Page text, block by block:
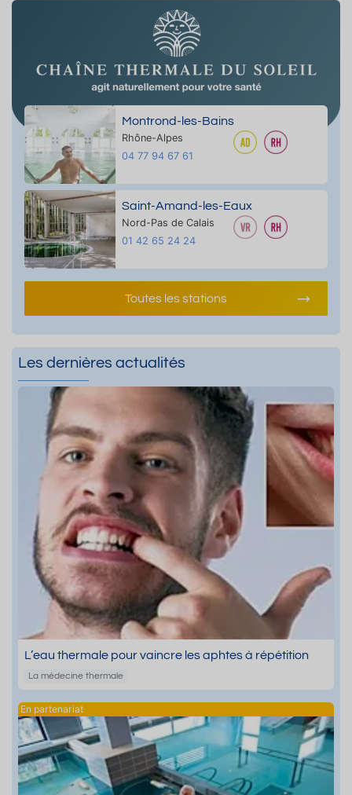
Montrond-les-Bains
Rhône-Alpes
04 77 94 67 61
Saint-Amand-les-Eaux
Nord-Pas de Calais
01 42 65 24 24
Toutes les stations
Les dernières actualités
L’eau thermale pour vaincre les aphtes à répétition
La médecine thermale